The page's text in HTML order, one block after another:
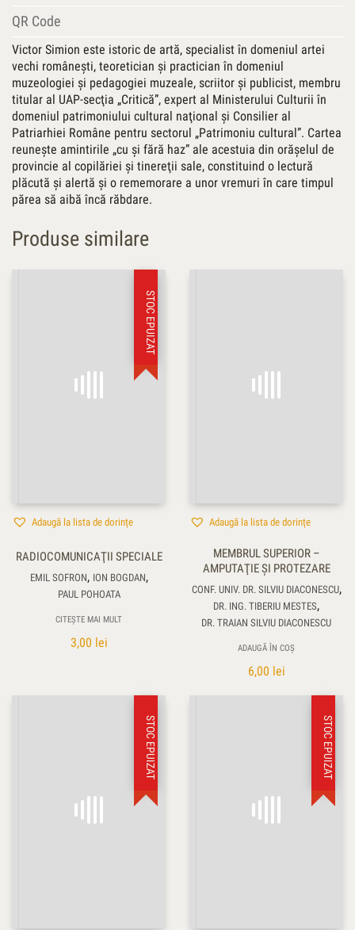
QR Code
Victor Simion este istoric de artă, specialist în domeniul artei
vechi româneşti, teoretician şi practician în domeniul
muzeologiei şi pedagogiei muzeale, scriitor şi publicist, membru
titular al UAP-secţia „Critică”, expert al Ministerului Culturii în
domeniul patrimoniului cultural naţional şi Consilier al
Patriarhiei Române pentru sectorul „Patrimoniu cultural”. Cartea
reuneşte amintirile „cu şi fără haz” ale acestuia din orăşelul de
provincie al copilăriei şi tinereţii sale, constituind o lectură
plăcută şi alertă şi o rememorare a unor vremuri în care timpul
părea să aibă încă răbdare.
Produse similare
STOC EPUIZAT
Adaugă la lista de dorințe
RADIOCOMUNICAŢII SPECIALE
EMIL SOFRON, ION BOGDAN,
PAUL POHOATA
CITEȘTE MAI MULT
3,00 lei
Adaugă la lista de dorințe
MEMBRUL SUPERIOR –
AMPUTAŢIE ŞI PROTEZARE
CONF. UNIV. DR. SILVIU DIACONESCU,
DR. ING. TIBERIU MESTES,
DR. TRAIAN SILVIU DIACONESCU
ADAUGĂ ÎN COȘ
6,00 lei
STOC EPUIZAT STOC EPUIZAT